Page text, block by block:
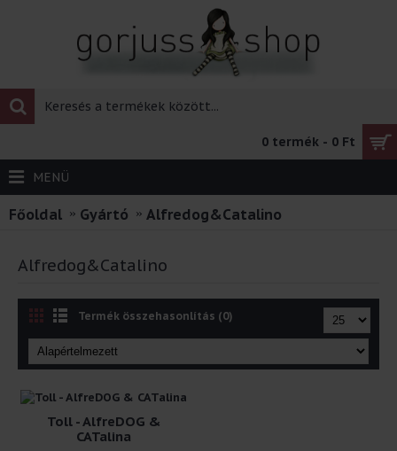
0 termék - 0 Ft
MENÜ
Főoldal Gyártó Alfredog&Catalino
Alfredog&Catalino
Termék összehasonlítás (0)
Toll - AlfreDOG &
CATalina